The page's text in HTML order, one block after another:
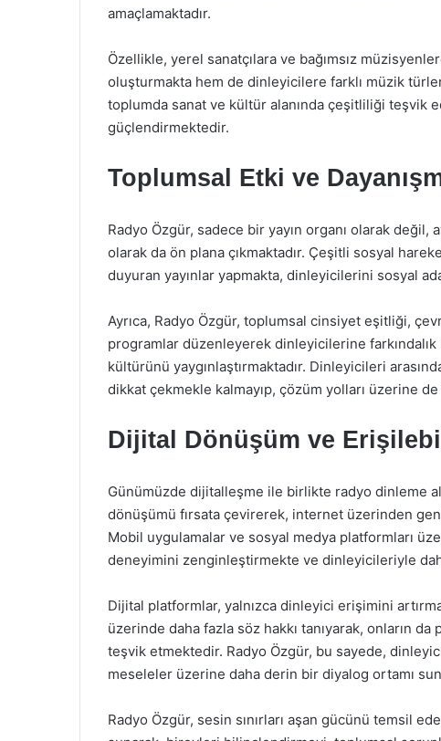
amaçlamaktadır.
Özellikle, yerel sanatçılara ve bağımsız
oluşturmakta hem de dinleyicilere farklı müzik
toplumda sanat ve kültür alanında çeşitliliği teşvik
güçlendirmektedir.
Toplumsal Etki ve
Radyo Özgür, sadece bir yayın organı olarak değil,
olarak da ön plana çıkmaktadır. Çeşitli sosyal
duyuran yayınlar yapmakta, dinleyicilerini sosyal
Ayrıca, Radyo Özgür, toplumsal cinsiyet eşitliği,
programlar düzenleyerek dinleyicilerine farkındalık
kültürünü yaygınlaştırmaktadır. Dinleyicileri
dikkat çekmekle kalmayıp, çözüm yolları üzerine de
Dijital Dönüşüm ve
Günümüzde dijitalleşme ile birlikte radyo dinleme
dönüşümü fırsata çevirerek, internet üzerinden
Mobil uygulamalar ve sosyal medya platformları
deneyimini zenginleştirmekte ve dinleyicileriyle
Dijital platformlar, yalnızca dinleyici erişimini
üzerinde daha fazla söz hakkı tanıyarak, onların da
teşvik etmektedir. Radyo Özgür, bu sayede,
meseleler üzerine daha derin bir diyalog ortamı
Radyo Özgür, sesin sınırları aşan gücünü temsil